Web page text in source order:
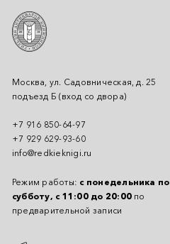
Москва, ул. Садовническая, д. 25
подъезд Б (вход со двора)
+7 916 850-64-97
+7 929 629-93-60
info@redkieknigi.ru
Режим работы: с понедельника по
субботу, с 11:00 до 20:00 по
предварительной записи